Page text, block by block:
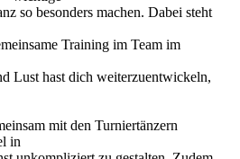
so besonders machen. Dabei steht
Training im Team im
Lust hast dich weiterzuentwickeln,
mit den Turniertänzern
in